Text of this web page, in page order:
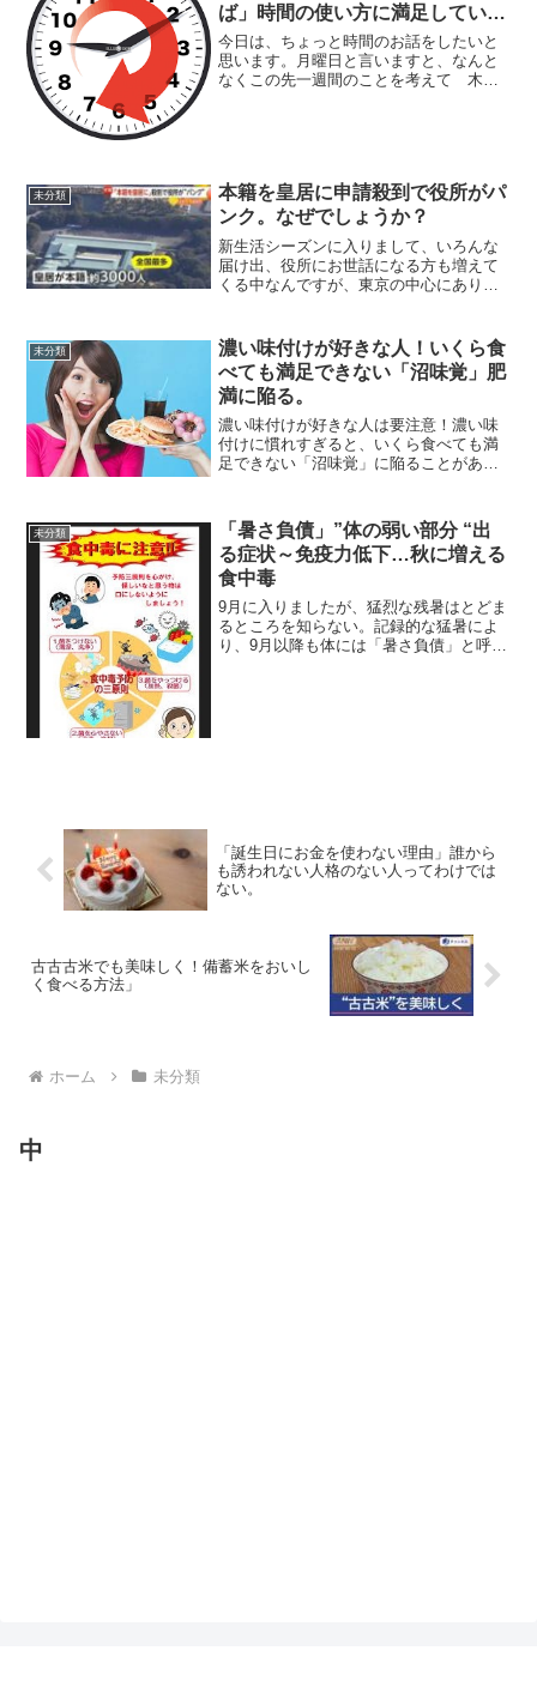
ば」時間の使い方に満足していな
いすべての方へ
今日は、ちょっと時間のお話をしたいと
思います。月曜日と言いますと、なんと
なくこの先一週間のことを考えて 木金
未分類
本籍を皇居に申請殺到で役所がパ
ンク。なぜでしょうか？
新生活シーズンに入りまして、いろんな
届け出、役所にお世話になる方も増えて
くる中なんですが、東京の中心にありま
役所が対応に追われているとのことなん
ですね。戸籍法の改正によ...
未分類
濃い味付けが好きな人！いくら食
べても満足できない「沼味覚」肥
満に陥る。
濃い味付けが好きな人は要注意！濃い味
付けに慣れすぎると、いくら食べても満
足できない「沼味覚」に陥ることがあ
ちろん、心筋梗塞や脳梗塞といった重大
な病気を引き起こす可能性も...
未分類
「暑さ負債」”体の弱い部分 “出
る症状～免疫力低下…秋に増える
食中毒
9月に入りましたが、猛烈な残暑はとどま
るところを知らない。記録的な猛暑によ
り、9月以降も体には「暑さ負債」と呼ば
「誕生日にお金を使わない理由」誰から
も誘われない人格のない人ってわけでは
ない。
古古古米でも美味しく！備蓄米をおいし
く食べる方法」
ホーム 未分類
中